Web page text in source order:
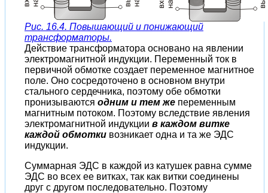
Рис. 16.4. Повышающий и понижающий
трансформаторы.
Действие трансформатора основано на явлении
электромагнитной индукции. Переменный ток в
первичной обмотке создает переменное магнитное
поле. Оно сосредоточено в основном внутри
стального сердечника, поэтому обе обмотки
пронизываются одним и тем же переменным
магнитным потоком. Поэтому вследствие явления
электромагнитной индукции в каждом витке
каждой обмотки возникает одна и та же ЭДС
индукции.
Суммарная ЭДС в каждой из катушек равна сумме
ЭДС во всех ее витках, так как витки соединены
друг с другом последовательно. Поэтому